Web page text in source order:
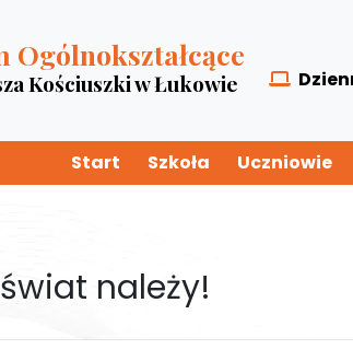
Ogólnokształcące
Kościuszki w Łukowie
Start Szkoła Uczniowie
należy!